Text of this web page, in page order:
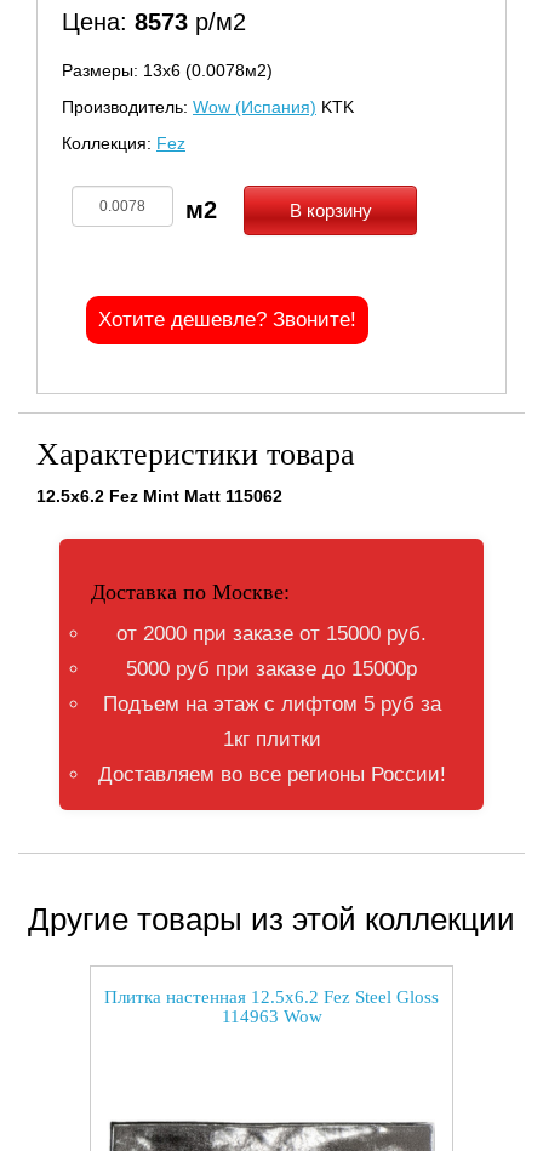
Цена: 8573 р/м2
Размеры: 13х6 (0.0078м2)
Производитель: Wow (Испания) KTK
Коллекция: Fez
В корзину
Хотите дешевле? Звоните!
Характеристики товара
12.5x6.2 Fez Mint Matt 115062
Доставка по Москве:
от 2000 при заказе от 15000 руб.
5000 руб при заказе до 15000р
Подъем на этаж с лифтом 5 руб за
1кг плитки
Доставляем во все регионы России!
Другие товары из этой коллекции
Плитка настенная 12.5x6.2 Fez Steel Gloss
114963 Wow